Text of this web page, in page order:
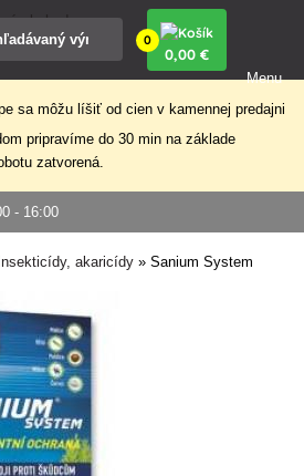
sa môžu líšiť od cien v kamennej predajni
pripravíme do 30 min na základe
zatvorená.
- 16:00
0
0,00 €
Menu
Insekticídy, akaricídy »Sanium System